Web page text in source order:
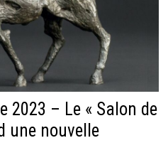
2023 – Le « Salon de
une nouvelle